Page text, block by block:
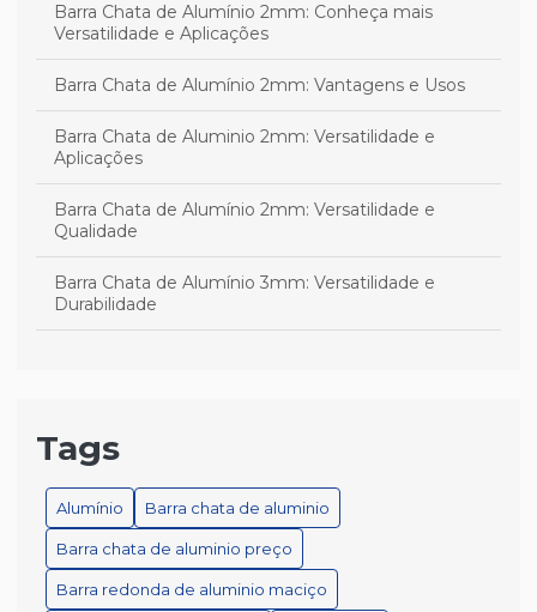
Barra Chata de Alumínio 2mm: Conheça mais
Versatilidade e Aplicações
Barra Chata de Alumínio 2mm: Vantagens e Usos
Barra Chata de Aluminio 2mm: Versatilidade e
Aplicações
Barra Chata de Alumínio 2mm: Versatilidade e
Qualidade
Barra Chata de Alumínio 3mm: Versatilidade e
Durabilidade
projetos versáteis e duráveis
Barra chata de alumínio branco é a melhor escolha
para seu projeto
Tags
Alumínio Barra chata de aluminio
Barra chata de aluminio preço
Barra redonda de aluminio maciço